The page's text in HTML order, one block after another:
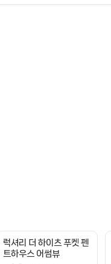
럭셔리 더 하이츠 푸켓 펜
트하우스 어썸뷰